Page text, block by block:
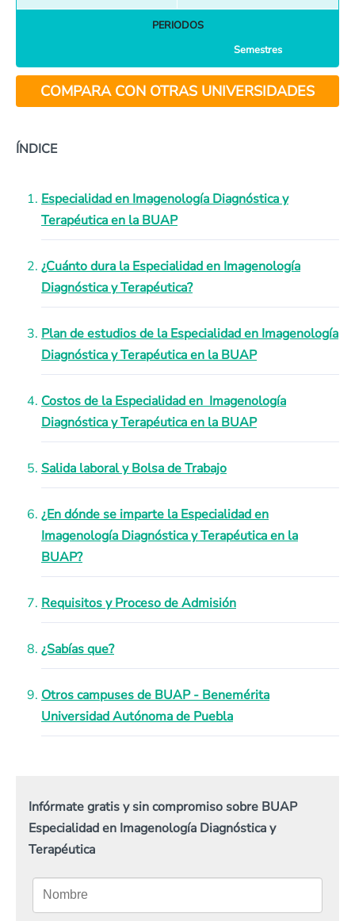
PERIODOS
Semestres
COMPARA CON OTRAS UNIVERSIDADES
ÍNDICE
Especialidad en Imagenología Diagnóstica y
Terapéutica en la BUAP
¿Cuánto dura la Especialidad en Imagenología
Diagnóstica y Terapéutica?
Plan de estudios de la Especialidad en Imagenología
Diagnóstica y Terapéutica en la BUAP
Costos de la Especialidad en Imagenología
Diagnóstica y Terapéutica en la BUAP
Salida laboral y Bolsa de Trabajo
¿En dónde se imparte la Especialidad en
Imagenología Diagnóstica y Terapéutica en la
BUAP?
Requisitos y Proceso de Admisión
¿Sabías que?
Otros campuses de BUAP - Benemérita
Universidad Autónoma de Puebla
Infórmate gratis y sin compromiso sobre BUAP
Especialidad en Imagenología Diagnóstica y
Terapéutica